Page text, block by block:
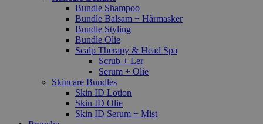
Bundle Shampoo
Bundle Balsam + Hårmasker
Bundle Styling
Bundle Olie
Scalp Therapy & Head Spa
Scrub + Ler
Serum + Olie
Skincare Bundles
Skin ID Lotion
Skin ID Olie
Skin ID Serum + Mist